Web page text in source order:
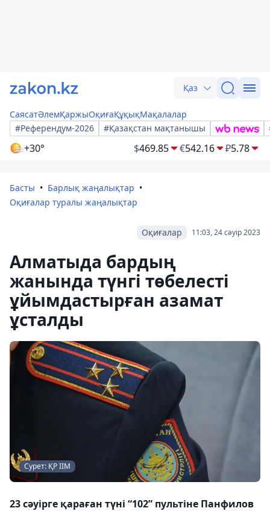
Қаз
СаясатӘлемҚаржыОқиғаҚұқықМақалалар
#Референдум-2026
#Қазақстан мақтанышы
+30° $469.85 €542.16 ₽5.78
Басты
Барлық жаңалықтар
Оқиғалар туралы жаңалықтар
11:03, 24 сәуір 2023
Оқиғалар
Алматыда бардың
жанында түнгі төбелесті
ұйымдастырған азамат
ұсталды
Сурет: ҚР ІІМ
23 сәуірге қараған түні “102” пультіне Панфилов